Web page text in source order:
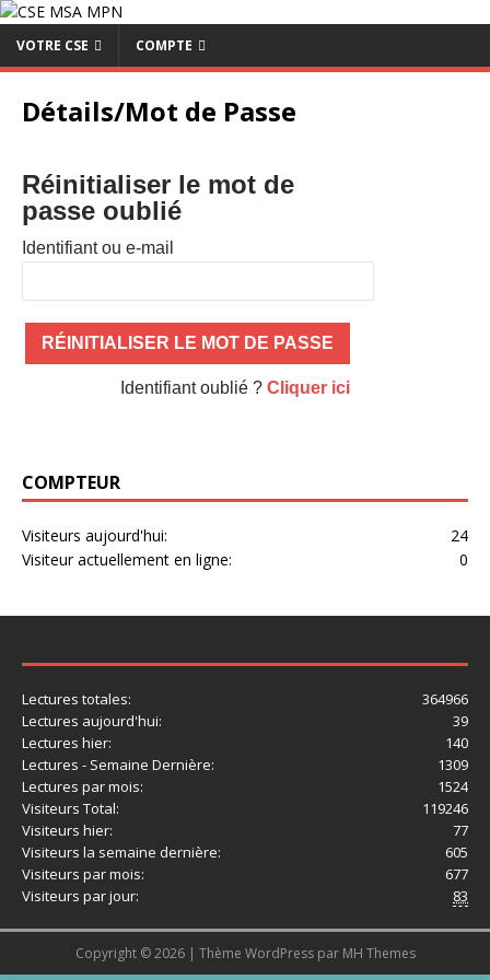
VOTRE CSE COMPTE
Détails/Mot de Passe
Réinitialiser le mot de
passe oublié
Identifiant ou e-mail
Identifiant oublié ? Cliquer ici
COMPTEUR
24
Visiteurs aujourd'hui:
0
Visiteur actuellement en ligne:
364966
Lectures totales:
39
Lectures aujourd'hui:
140
Lectures hier:
1309
Lectures - Semaine Dernière:
1524
Lectures par mois:
119246
Visiteurs Total:
77
Visiteurs hier:
605
Visiteurs la semaine dernière:
677
Visiteurs par mois:
83
Visiteurs par jour:
Copyright © 2026 | Thème WordPress par MH Themes